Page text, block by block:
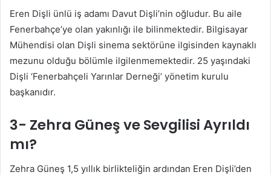
Eren Dişli ünlü iş adamı Davut Dişli’nin oğludur. Bu aile
Fenerbahçe’ye olan yakınlığı ile bilinmektedir. Bilgisayar
Mühendisi olan Dişli sinema sektörüne ilgisinden kaynaklı
mezunu olduğu bölümle ilgilenmemektedir. 25 yaşındaki
Dişli ‘Fenerbahçeli Yarınlar Derneği’ yönetim kurulu
başkanıdır.
3- Zehra Güneş ve Sevgilisi Ayrıldı
mı?
Zehra Güneş 1,5 yıllık birlikteliğin ardından Eren Dişli’den